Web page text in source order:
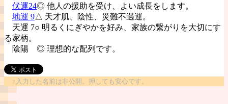
伏運24◎ 他人の援助を受け、よい成長をします。
地運 9△ 天才肌、陰性、災難不遇運。
天運 7○ 明るくにぎやかを好み、家族の繋がりを大切にす
る家柄。
陰陽 ◎ 理想的な配列です。
↑入力した名前は非公開。押しても安心です。